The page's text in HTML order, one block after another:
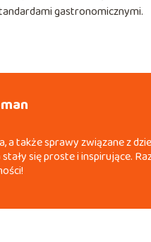
gastronomicznymi.
także sprawy związane z
się proste i inspirujące.